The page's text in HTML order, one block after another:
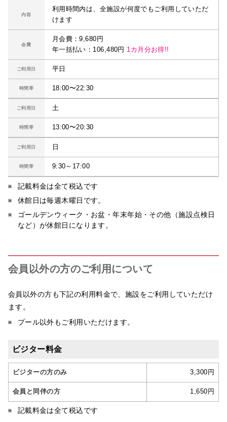
内容
利用時間内は、全施設が何度でもご利用していただ
けます
会費
月会費：9,680円
年一括払い：106,480円 1カ月分お得!!
ご利用日 平日
時間帯 18:00〜22:30
ご利用日 土
時間帯 13:00〜20:30
ご利用日 日
時間帯 9:30～17:00
記載料金は全て税込です
休館日は毎週木曜日です。
ゴールデンウィーク・お盆・年末年始・その他（施設点検日
など）が休館日になります。
会員以外の方のご利用について
会員以外の方も下記の利用料金で、施設をご利用していただけ
ます。
プール以外もご利用いただけます。
ビジター料金
ビジターの方のみ 3,300円
会員と同伴の方 1,650円
記載料金は全て税込です